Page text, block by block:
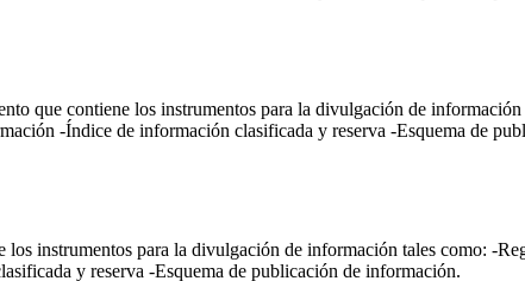
que contiene los instrumentos para la divulgación de
-Índice de información clasificada y reserva -Esquema de
los instrumentos para la divulgación de información tales como: -
y reserva -Esquema de publicación de información.